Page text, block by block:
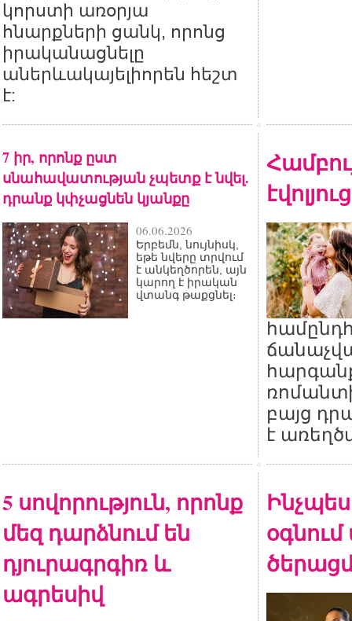
կորստի առօրյա
հնարքների ցանկ, որոնց
իրականացնելը
աներևակայելիորեն հեշտ
է:
7 իր, որոնք ըստ
սնահավատության չպետք է նվել.
դրանք կփչացնեն կյանքը
06.06.2026
Երբեմն, նույնիսկ,
եթե նվերը տրվում
է անկեղծորեն, այն
կարող է իրական
վտանգ թաքցնել։
բայց
է
5 սովորություն, որոնք
մեզ դարձնում են
դյուրագրգիռ և
ագրեսիվ